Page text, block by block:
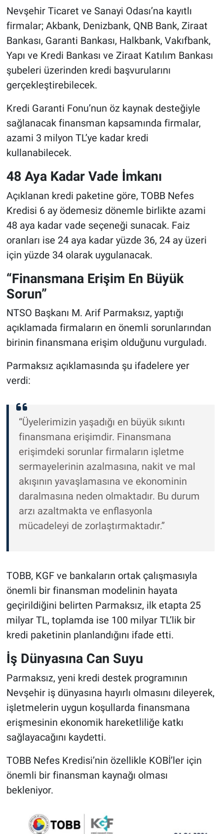
Nevşehir Ticaret ve Sanayi Odası’na kayıtlı
firmalar; Akbank, Denizbank, QNB Bank, Ziraat
Bankası, Garanti Bankası, Halkbank, Vakıfbank,
Yapı ve Kredi Bankası ve Ziraat Katılım Bankası
şubeleri üzerinden kredi başvurularını
gerçekleştirebilecek.
Kredi Garanti Fonu’nun öz kaynak desteğiyle
sağlanacak finansman kapsamında firmalar,
azami 3 milyon TL’ye kadar kredi
kullanabilecek.
48 Aya Kadar Vade İmkanı
Açıklanan kredi paketine göre, TOBB Nefes
Kredisi 6 ay ödemesiz dönemle birlikte azami
48 aya kadar vade seçeneği sunacak. Faiz
oranları ise 24 aya kadar yüzde 36, 24 ay üzeri
için yüzde 34 olarak uygulanacak.
“Finansmana Erişim En Büyük
Sorun”
NTSO Başkanı M. Arif Parmaksız, yaptığı
açıklamada firmaların en önemli sorunlarından
birinin finansmana erişim olduğunu vurguladı.
Parmaksız açıklamasında şu ifadelere yer
verdi:
“Üyelerimizin yaşadığı en büyük sıkıntı
finansmana erişimdir. Finansmana
erişimdeki sorunlar firmaların işletme
sermayelerinin azalmasına, nakit ve mal
akışının yavaşlamasına ve ekonominin
daralmasına neden olmaktadır. Bu durum
arzı azaltmakta ve enflasyonla
mücadeleyi de zorlaştırmaktadır.”
TOBB, KGF ve bankaların ortak çalışmasıyla
önemli bir finansman modelinin hayata
geçirildiğini belirten Parmaksız, ilk etapta 25
milyar TL, toplamda ise 100 milyar TL’lik bir
kredi paketinin planlandığını ifade etti.
İş Dünyasına Can Suyu
Parmaksız, yeni kredi destek programının
Nevşehir iş dünyasına hayırlı olmasını dileyerek,
işletmelerin uygun koşullarda finansmana
erişmesinin ekonomik hareketliliğe katkı
sağlayacağını kaydetti.
TOBB Nefes Kredisi’nin özellikle KOBİ’ler için
önemli bir finansman kaynağı olması
bekleniyor.
Politika
Magazin
Haberde İnsan